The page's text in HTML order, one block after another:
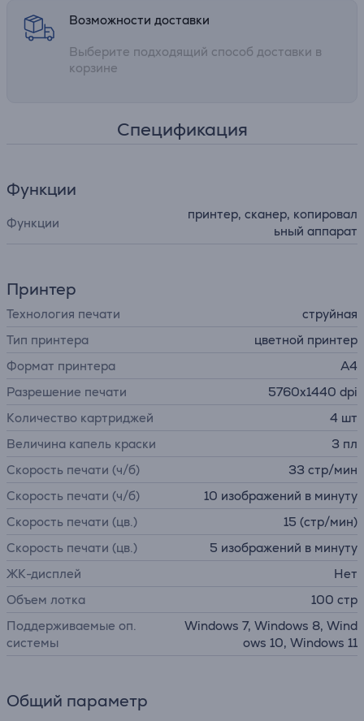
Возможности доставки
Выберите подходящий способ доставки в
корзине
Спецификация
Функции
Функции
принтер, сканер, копировал
ьный аппарат
Принтер
Технология печати
струйная
Тип принтера
цветной принтер
Формат принтера
А4
Разрешение печати
5760x1440 dpi
Количество картриджей
4 шт
Величина капель краски
3 пл
Скорость печати (ч/б)
33 стр/мин
Скорость печати (ч/б)
10 изображений в минуту
Скорость печати (цв.)
15 (стр/мин)
Скорость печати (цв.)
5 изображений в минуту
ЖК-дисплей
Нет
Объем лотка
100 стр
Поддерживаемые оп.
системы
Windows 7, Windows 8, Wind
ows 10, Windows 11
Общий параметр